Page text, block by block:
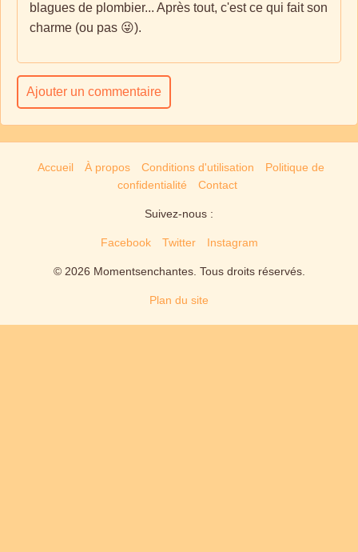
blagues de plombier... Après tout, c'est ce qui fait son
charme (ou pas 😜).
Ajouter un commentaire
Accueil À propos Conditions d'utilisation
Politique de
confidentialité
Contact
Suivez-nous :
Facebook Twitter Instagram
© 2026 Momentsenchantes. Tous droits réservés.
Plan du site